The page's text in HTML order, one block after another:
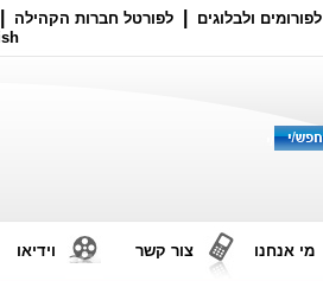
לפורומים ולבלוגים לפורטל חברות הקהילה
מי אנחנו צור קשר וידיאו